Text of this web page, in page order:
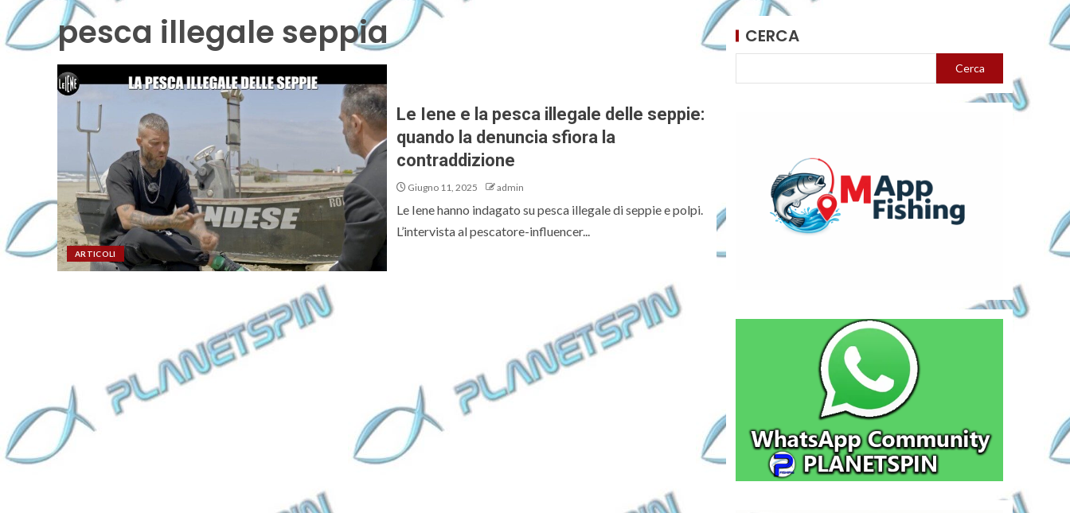
pesca illegale seppia
ARTICOLI
Le Iene e la pesca illegale delle seppie:
quando la denuncia sfiora la
contraddizione
Giugno 11, 2025 admin
Le Iene hanno indagato su pesca illegale di seppie e polpi.
L’intervista al pescatore-influencer...
CERCA
Cerca